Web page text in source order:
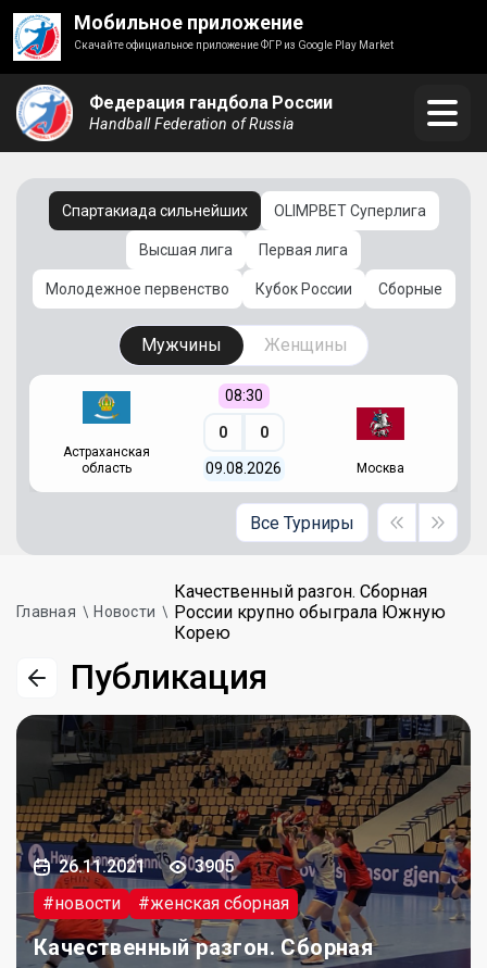
Мобильное приложение
Скачайте официальное приложение ФГР из Google Play Market
Федерация гандбола России
Handball Federation of Russia
Спартакиада сильнейших OLIMPBET Суперлига
Высшая лига Первая лига
Молодежное первенство Кубок России Сборные
Мужчины Женщины
Астраханская
область
08:30
0 0
09.08.2026 Москва
Все Турниры
Главная Новости
Качественный разгон. Сборная
России крупно обыграла Южную
Корею
Публикация
26.11.2021
3905
#новости
#женская сборная
Качественный разгон. Сборная